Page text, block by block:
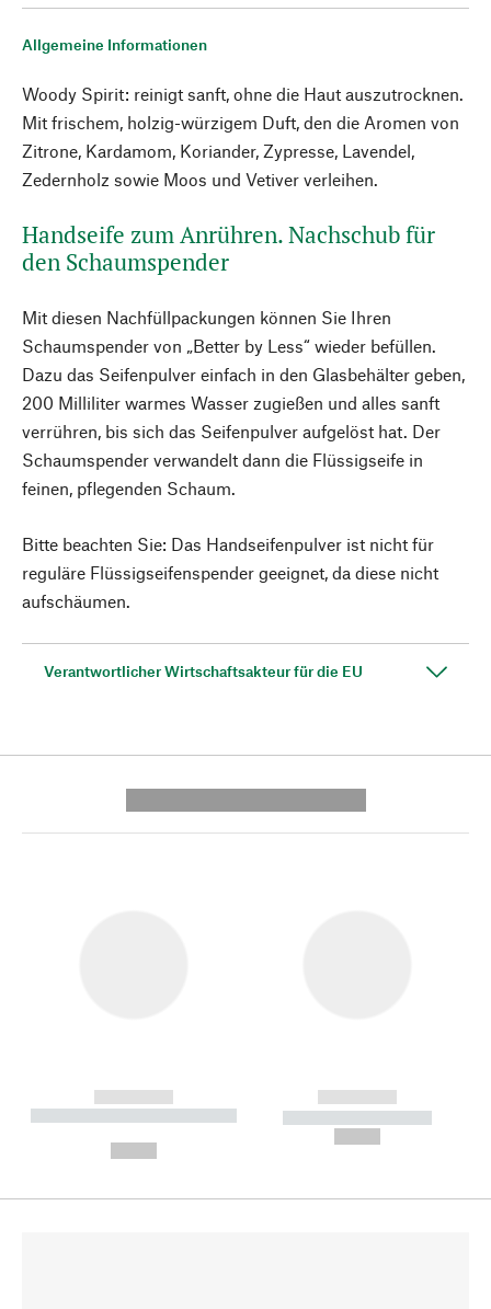
Allgemeine Informationen
Woody Spirit: reinigt sanft, ohne die Haut auszutrocknen.
Mit frischem, holzig-würzigem Duft, den die Aromen von
Zitrone, Kardamom, Koriander, Zypresse, Lavendel,
Zedernholz sowie Moos und Vetiver verleihen.
Handseife zum Anrühren. Nachschub für
den Schaumspender
Mit diesen Nachfüllpackungen können Sie Ihren
Schaumspender von „Better by Less“ wieder befüllen.
Dazu das Seifenpulver einfach in den Glasbehälter geben,
200 Milliliter warmes Wasser zugießen und alles sanft
verrühren, bis sich das Seifenpulver aufgelöst hat. Der
Schaumspender verwandelt dann die Flüssigseife in
feinen, pflegenden Schaum.
Bitte beachten Sie: Das Handseifenpulver ist nicht für
reguläre Flüssigseifenspender geeignet, da diese nicht
aufschäumen.
Verantwortlicher Wirtschaftsakteur für die EU
------------
----------- ----------- --------
------------
----------- -----------